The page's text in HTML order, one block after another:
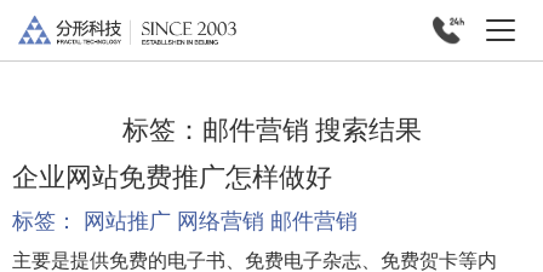
标签： 邮件营销 搜索结果
企业网站免费推广怎样做好
标签： 网站推广 网络营销 邮件营销
主要是提供免费的电子书、免费电子杂志、免费贺卡等内